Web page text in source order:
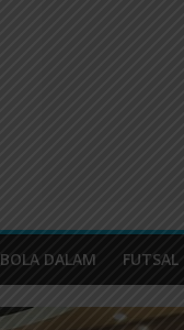
BOLA DALAM FUTSAL